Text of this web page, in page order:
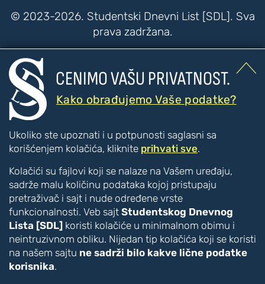
© 2023-2026. Studentski Dnevni List [SDL]. Sva
prava zadržana.

CENIMO VAŠU PRIVATNOST.
Kako obrađujemo Vaše podatke?
Ukoliko ste upoznati i u potpunosti saglasni sa
korišćenjem kolačića, kliknite prihvati sve.
Kolačići su fajlovi koji se nalaze na Vašem uređaju,
sadrže malu količinu podataka kojoj pristupaju
pretraživač i sajt i nude određene vrste
funkcionalnosti. Veb sajt Studentskog Dnevnog
Lista [SDL] koristi kolačiće u minimalnom obimu i
neintruzivnom obliku. Nijedan tip kolačića koji se koristi
na našem sajtu ne sadrži bilo kakve lične podatke
korisnika.

???PRISTUPAČNOST???
Poboljšanje čitljivosti
Veći tekst
Veći razmak između slova
Manji razmak između slova
Disleksija [CTRL + ALT + D]
Boje i kontrast
Inverzne boje
Monohromatski prikaz
Vizuelna pomagala